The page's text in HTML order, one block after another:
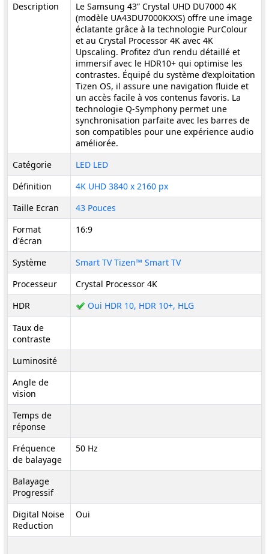
Description
Le Samsung 43” Crystal UHD DU7000 4K
(modèle UA43DU7000KXXS) offre une image
éclatante grâce à la technologie PurColour
et au Crystal Processor 4K avec 4K
Upscaling. Profitez d’un rendu détaillé et
immersif avec le HDR10+ qui optimise les
contrastes. Équipé du système d’exploitation
Tizen OS, il assure une navigation fluide et
un accès facile à vos contenus favoris. La
technologie Q-Symphony permet une
synchronisation parfaite avec les barres de
son compatibles pour une expérience audio
améliorée.
Catégorie
LED LED
Définition
4K UHD 3840 x 2160 px
Taille Ecran
43 Pouces
Format
d'écran
16:9
Système
Smart TV Tizen™ Smart TV
Processeur
Crystal Processor 4K
HDR
Oui HDR 10, HDR 10+, HLG
Taux de
contraste
Luminosité
Angle de
vision
Temps de
réponse
Fréquence
de balayage
50 Hz
Balayage
Progressif
Digital Noise
Reduction
Oui